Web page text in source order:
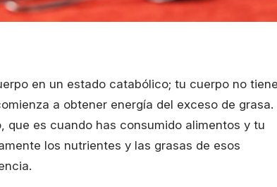
en un estado catabólico; tu cuerpo no
a obtener energía del exceso de grasa.
que es cuando has consumido alimentos y tu
los nutrientes y las grasas de esos